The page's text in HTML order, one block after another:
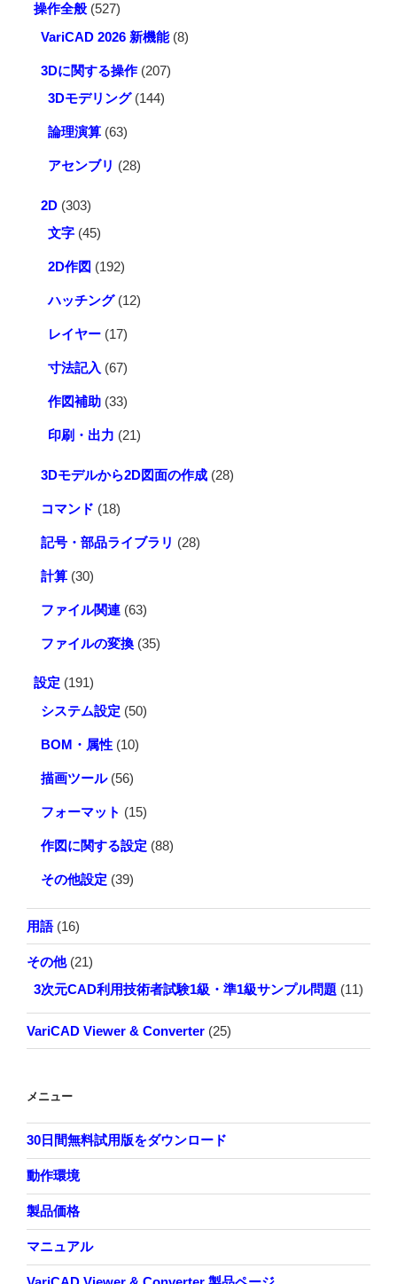
操作全般 (527)
VariCAD 2026 新機能(8)
3Dに関する操作 (207)
3Dモデリング(144)
論理演算 (63)
アセンブリ (28)
2D (303)
文字 (45)
2D作図 (192)
ハッチング(12)
レイヤー (17)
寸法記入 (67)
作図補助 (33)
印刷・出力 (21)
3Dモデルから2D図面の作成 (28)
コマンド (18)
記号・部品ライブラリ (28)
計算 (30)
ファイル関連 (63)
ファイルの変換 (35)
設定 (191)
システム設定 (50)
BOM・属性 (10)
描画ツール(56)
フォーマット (15)
作図に関する設定 (88)
その他設定 (39)
用語(16)
その他(21)
3次元CAD利用技術者試験1級・準1級サンプル問題 (11)
VariCAD Viewer & Converter (25)
メニュー
30日間無料試用版をダウンロード
動作環境
製品価格
マニュアル